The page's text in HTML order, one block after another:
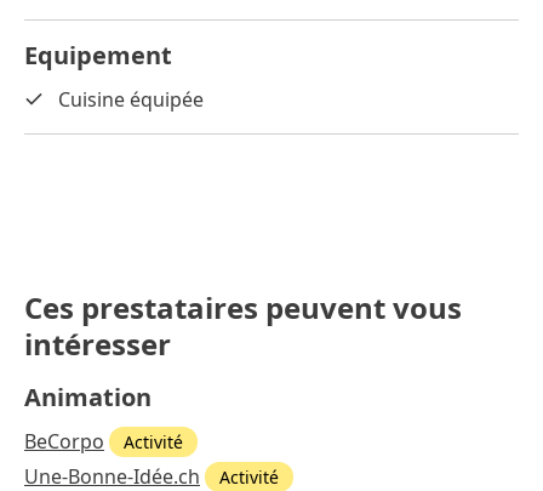
Equipement
Cuisine équipée
Ces prestataires peuvent vous
intéresser
Animation
BeCorpo Activité
Une-Bonne-Idée.ch Activité